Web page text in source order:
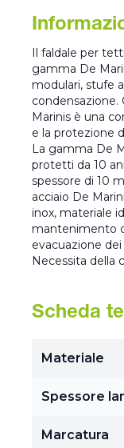
Il faldale per
gamma De
modulari, stufe
condensazione.
Marinis è una
e la protezione
La gamma De
protetti da 10
spessore di 10
acciaio De
inox, materiale
mantenimento
evacuazione
Necessita della
Scheda
Materiale
Spessore
Marcatura